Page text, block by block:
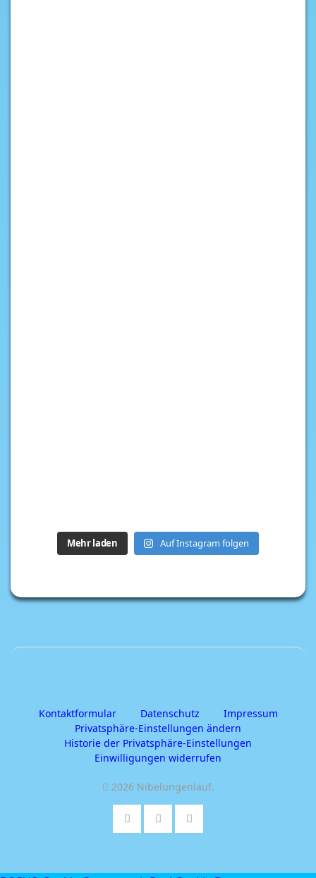
Mehr laden Auf Instagram folgen
Kontaktformular Datenschutz
Impressum
Privatsphäre-Einstellungen ändern
Historie der Privatsphäre-Einstellungen
Einwilligungen widerrufen
2026 Nibelungenlauf.